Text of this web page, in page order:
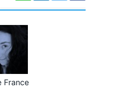
France